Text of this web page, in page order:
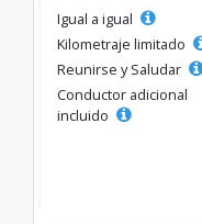
Igual a igual
Kilometraje limitado
Reunirse y Saludar
Conductor adicional
incluido